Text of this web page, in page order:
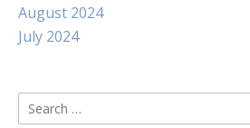
August 2024
July 2024
Search